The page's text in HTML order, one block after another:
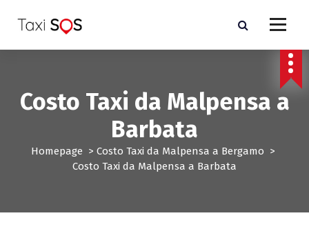
a
Costo Taxi da Malpensa a
Barbata
Homepage > Costo Taxi da Malpensa a Bergamo >
Costo Taxi da Malpensa a Barbata